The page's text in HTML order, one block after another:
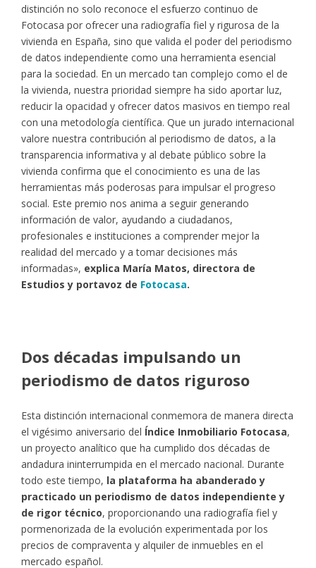
distinción no solo reconoce el esfuerzo continuo de
Fotocasa por ofrecer una radiografía fiel y rigurosa de la
vivienda en España, sino que valida el poder del periodismo
de datos independiente como una herramienta esencial
para la sociedad. En un mercado tan complejo como el de
la vivienda, nuestra prioridad siempre ha sido aportar luz,
reducir la opacidad y ofrecer datos masivos en tiempo real
con una metodología científica. Que un jurado internacional
valore nuestra contribución al periodismo de datos, a la
transparencia informativa y al debate público sobre la
vivienda confirma que el conocimiento es una de las
herramientas más poderosas para impulsar el progreso
social. Este premio nos anima a seguir generando
información de valor, ayudando a ciudadanos,
profesionales e instituciones a comprender mejor la
realidad del mercado y a tomar decisiones más
informadas», explica María Matos, directora de
Estudios y portavoz de Fotocasa.
Dos décadas impulsando un
periodismo de datos riguroso
Esta distinción internacional conmemora de manera directa
el vigésimo aniversario del Índice Inmobiliario Fotocasa,
un proyecto analítico que ha cumplido dos décadas de
andadura ininterrumpida en el mercado nacional. Durante
todo este tiempo, la plataforma ha abanderado y
practicado un periodismo de datos independiente y
de rigor técnico, proporcionando una radiografía fiel y
pormenorizada de la evolución experimentada por los
precios de compraventa y alquiler de inmuebles en el
mercado español.